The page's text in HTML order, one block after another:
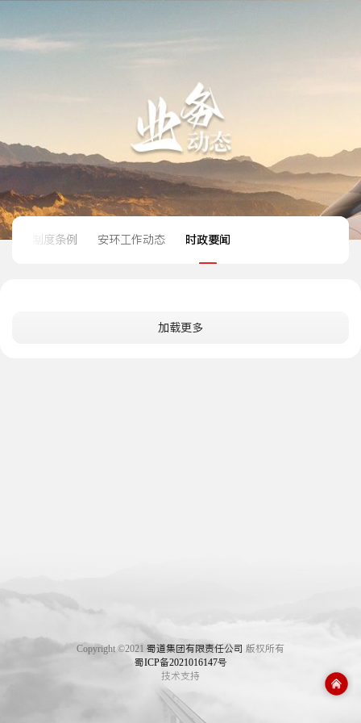
制度条例 安环工作动态 时政要闻
加载更多
Copyright ©2021 蜀道集团有限责任公司 版权所有
蜀ICP备2021016147号
技术支持